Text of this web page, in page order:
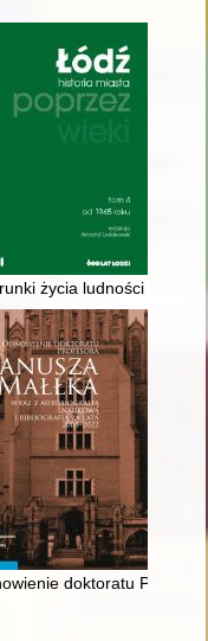
życia ludności
w Skierkowiźnie
doktoratu